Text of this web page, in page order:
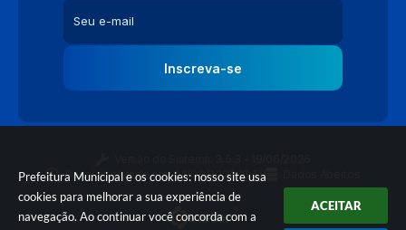
Prefeitura Municipal e os cookies: nosso site usa
cookies para melhorar a sua experiência de
navegação. Ao continuar você concorda com a
ACEITAR
Inscreva-se
Portal atualizado em:04/08/2026 16:58